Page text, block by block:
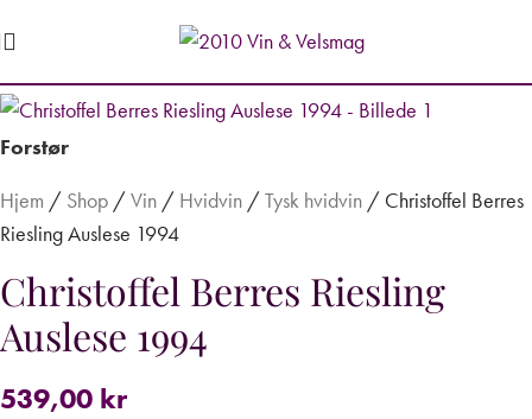
Forstør
Hjem / Shop / Vin / Hvidvin / Tysk hvidvin / Christoffel Berres
Riesling Auslese 1994
Christoffel Berres Riesling
Auslese 1994
539,00 kr